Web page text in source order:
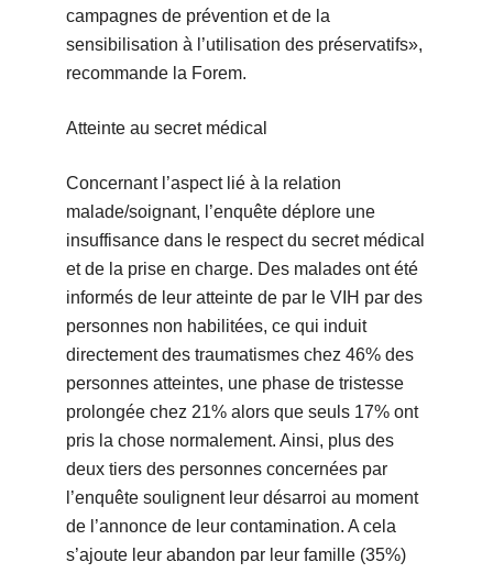
campagnes de prévention et de la
sensibilisation à l’utilisation des préservatifs»,
recommande la Forem.
Atteinte au secret médical
Concernant l’aspect lié à la relation
malade/soignant, l’enquête déplore une
insuffisance dans le respect du secret médical
et de la prise en charge. Des malades ont été
informés de leur atteinte de par le VIH par des
personnes non habilitées, ce qui induit
directement des traumatismes chez 46% des
personnes atteintes, une phase de tristesse
prolongée chez 21% alors que seuls 17% ont
pris la chose normalement. Ainsi, plus des
deux tiers des personnes concernées par
l’enquête soulignent leur désarroi au moment
de l’annonce de leur contamination. A cela
s’ajoute leur abandon par leur famille (35%)